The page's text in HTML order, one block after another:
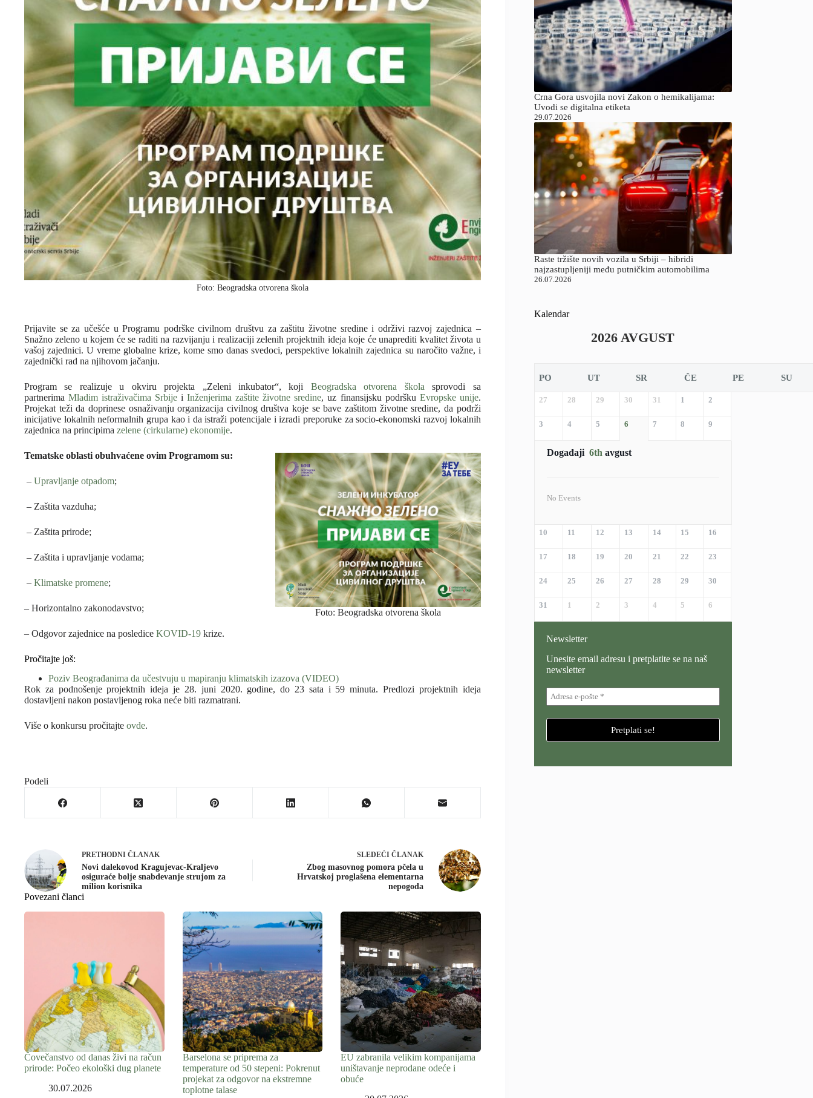
Foto: Beogradska otvorena škola
Prijavite se za učešće u Programu podrške civilnom društvu za zaštitu životne sredine i održivi razvoj zajednica –
Snažno zeleno u kojem će se raditi na razvijanju i realizaciji zelenih projektnih ideja koje će unaprediti kvalitet života u
vašoj zajednici. U vreme globalne krize, kome smo danas svedoci, perspektive lokalnih zajednica su naročito važne, i
zajednički rad na njihovom jačanju.
Program se realizuje u okviru projekta „Zeleni inkubator“, koji Beogradska otvorena školasprovodi sa
partnerimaMladim istraživačima Srbije iInženjerima zaštite životne sredine, uz finansijsku podršku Evropske unije.
Projekat teži da doprinese osnaživanju organizacija civilnog društva koje se bave zaštitom životne sredine, da podrži
inicijative lokalnih neformalnih grupa kao i da istraži potencijale i izradi preporuke za socio-ekonomski razvoj lokalnih
zajednica na principima zelene (cirkularne) ekonomije.
Foto: Beogradska otvorena škola
Tematske oblasti obuhvaćene ovim Programom su:
– Upravljanje otpadom;
– Zaštita vazduha;
– Zaštita prirode;
– Zaštita i upravljanje vodama;
– Klimatske promene;
– Horizontalno zakonodavstvo;
– Odgovor zajednice na posledice KOVID-19 krize.
Pročitajte još:
Poziv Beograđanima da učestvuju u mapiranju klimatskih izazova (VIDEO)
Rok za podnošenje projektnih ideja je 28. juni 2020. godine, do 23 sata i 59 minuta. Predlozi projektnih ideja
dostavljeni nakon postavljenog roka neće biti razmatrani.
Više o konkursu pročitajte ovde.
Podeli
PRETHODNI ČLANAK
Novi dalekovod Kragujevac-Kraljevo
osiguraće bolje snabdevanje strujom za
milion korisnika
SLEDEĆI ČLANAK
Zbog masovnog pomora pčela u
Hrvatskoj proglašena elementarna
nepogoda
Povezani članci
Čovečanstvo od danas živi na račun
prirode: Počeo ekološki dug planete
30.07.2026
Barselona se priprema za
temperature od 50 stepeni: Pokrenut
projekat za odgovor na ekstremne
toplotne talase
EU zabranila velikim kompanijama
uništavanje neprodane odeće i
obuće
Crna Gora usvojila novi Zakon o hemikalijama:
Uvodi se digitalna etiketa
29.07.2026
Raste tržište novih vozila u Srbiji – hibridi
najzastupljeniji među putničkim automobilima
26.07.2026
Kalendar
2026 AVGUST
PO UT SR ČE PE SU
27 28 29 30 31 1 2
3 4 5 6 7 8 9
Događaji 6th avgust
No Events
10 11 12 13 14 15 16
17 18 19 20 21 22 23
24 25 26 27 28 29 30
31 1 2 3 4 5 6
Newsletter
Unesite email adresu i pretplatite se na naš
newsletter